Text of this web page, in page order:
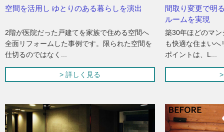
空間を活用し ゆとりのある暮らしを演出
2階が医院だった戸建てを家族で住める空間へ
全面リフォームした事例です。限られた空間を
仕切るのではなく...
> 詳しく見る
間取り変更で明
ルームを実現
築30年ほどのマ
も快適な住まい
ポイントは、L...